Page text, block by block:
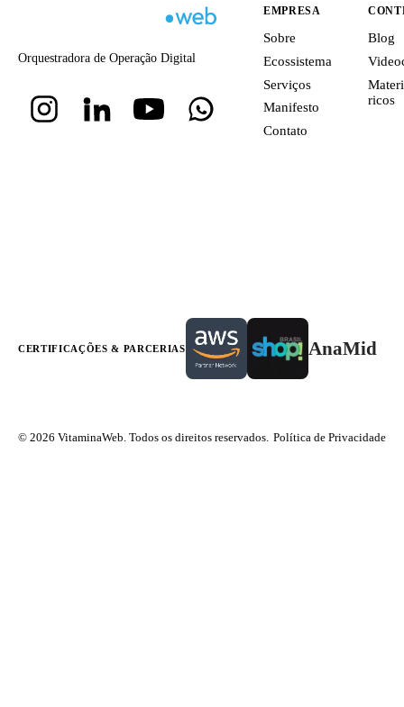
Orquestradora de Operação Digital
EMPRESA
Sobre
Ecossistema
Serviços
Manifesto
Contato
Blog
ricos
CERTIFICAÇÕES & PARCERIAS AnaMid
© 2026 VitaminaWeb. Todos os direitos reservados. Política de Privacidade